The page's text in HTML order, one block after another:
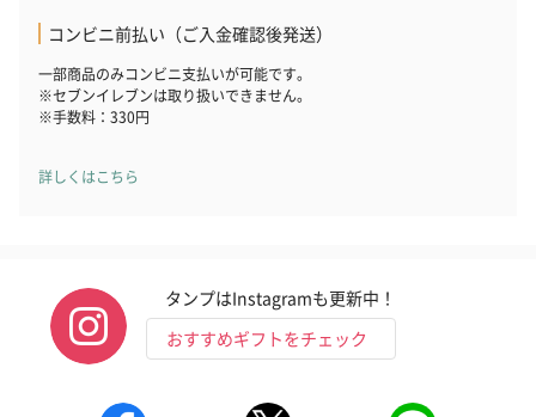
コンビニ前払い（ご入金確認後発送）
一部商品のみコンビニ支払いが可能です。
※セブンイレブンは取り扱いできません。
※手数料：330円
詳しくはこちら
タンプはInstagramも更新中！
おすすめギフトをチェック